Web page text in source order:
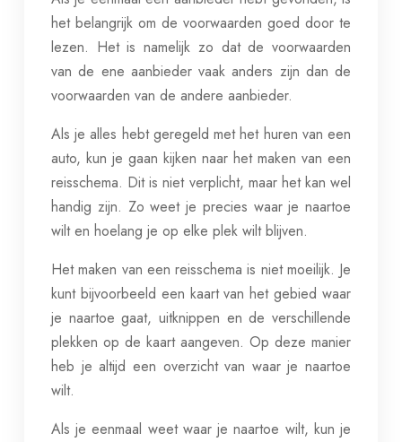
het belangrijk om de voorwaarden goed door te
lezen. Het is namelijk zo dat de voorwaarden
van de ene aanbieder vaak anders zijn dan de
voorwaarden van de andere aanbieder.
Als je alles hebt geregeld met het huren van een
auto, kun je gaan kijken naar het maken van een
reisschema. Dit is niet verplicht, maar het kan wel
handig zijn. Zo weet je precies waar je naartoe
wilt en hoelang je op elke plek wilt blijven.
Het maken van een reisschema is niet moeilijk. Je
kunt bijvoorbeeld een kaart van het gebied waar
je naartoe gaat, uitknippen en de verschillende
plekken op de kaart aangeven. Op deze manier
heb je altijd een overzicht van waar je naartoe
wilt.
Als je eenmaal weet waar je naartoe wilt, kun je